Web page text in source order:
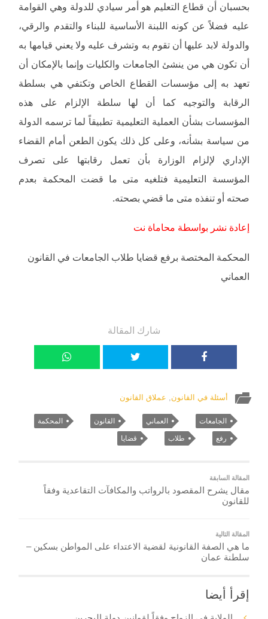
بحسبان أن قطاع التعليم هو أمر سيادي للدولة وهي القوامة
عليه فضلاً عن كونه اللبنة الأساسية للبناء والتقدم والرقي،
والدولة لابد عليها أن تقوم به وتشرف عليه ولا يعني قيامها به
أن تكون هي من ينشئ الجامعات والكليات وإنما بالإمكان أن
تعهد به إلى مؤسسات القطاع الخاص وتكتفي هي بسلطة
الرقابة والتوجيه كما أن لها سلطة الإلزام على هذه
المؤسسات بشأن العملية التعليمية تطبيقاً لما ترسمه الدولة
من سياسة بشأنه، وعلى كل ذلك يكون الطعن أمام القضاء
الإداري لإلزام الوزارة بأن تعمل رقابتها على تصرف
المؤسسة التعليمية فتلغيه متى ما قضت المحكمة بعدم
صحته أو تنفذه متى ما قضي بصحته.
إعادة نشر بواسطة محاماة نت
المحكمة المختصة برفع قضايا طلاب الجامعات في القانون
العماني
شارك المقالة
أسئلة في القانون, عملاق القانون
الجامعات العماني القانون المحكمة
رفع طلاب قضايا
المقالة السابقة
مقال يشرح المقصود بالرواتب والمكافآت التقاعدية وفقاً
للقانون
المقالة التالية
ما هي الصفة القانونية لقضية الاعتداء على المواطن بسكين –
سلطنة عمان
إقرأ أيضا